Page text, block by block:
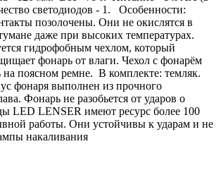
светодиодов - 1. ‎ ‎ Особенности:
позолочены. Они не окислятся в
даже при ‎высоких температурах.
гидрофобным чехлом, который
фонарь от ‎влаги. Чехол с фонарём
на поясном ремне. ‎ В комплекте: темляк.
фонаря выполнен из прочного
Фонарь не разобьется от ударов о
LED LENSER имеют ресурс более 100
работы. Они устойчивы ‎к ударам и не
накаливания